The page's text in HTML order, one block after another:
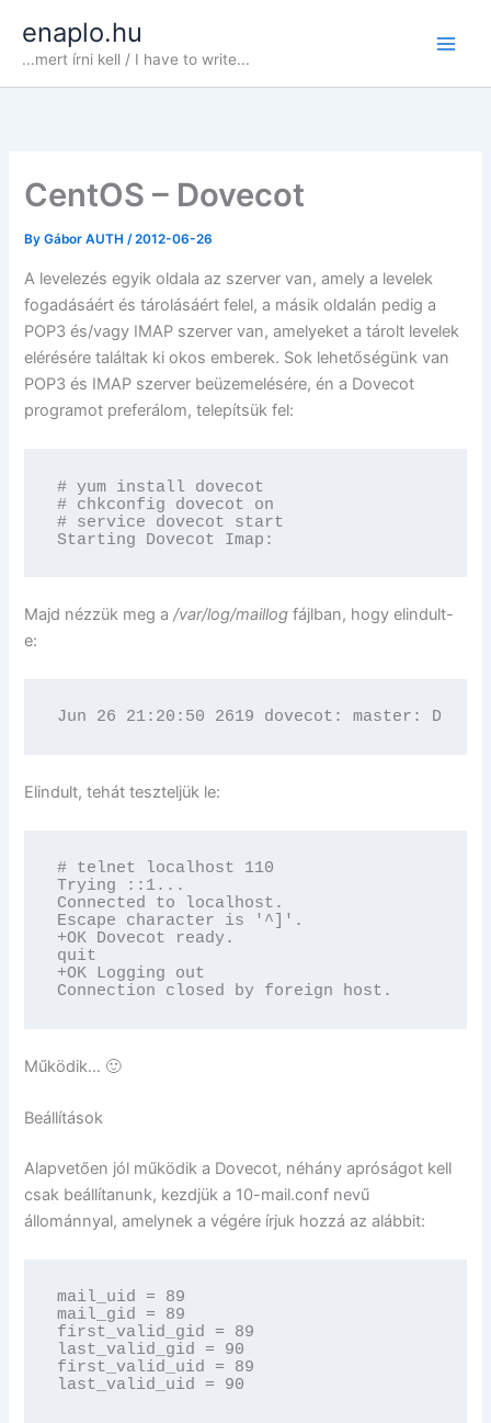
content
enaplo.hu
...mert írni kell / I have to write...
CentOS – Dovecot
ByGábor AUTH/2012-06-26
A levelezés egyik oldala az szerver van, amely a levelek
fogadásáért és tárolásáért felel, a másik oldalán pedig a
POP3 és/vagy IMAP szerver van, amelyeket a tárolt levelek
elérésére találtak ki okos emberek. Sok lehetőségünk van
POP3 és IMAP szerver beüzemelésére, én a Dovecot
programot preferálom, telepítsük fel:
# yum install dovecot
# chkconfig dovecot on
# service dovecot start
Starting Dovecot Imap:
Majd nézzük meg a/var/log/maillog fájlban, hogy elindult-
e:
Jun 26 21:20:50 2619 dovecot: master:
Elindult, tehát teszteljük le:
# telnet localhost 110
Trying ::1...
Connected to localhost.
Escape character is '^]'.
+OK Dovecot ready.
quit
+OK Logging out
Connection closed by foreign host.
Működik… 🙂
Beállítások
Alapvetően jól működik a Dovecot, néhány apróságot kell
csak beállítanunk, kezdjük a 10-mail.conf nevű
állománnyal, amelynek a végére írjuk hozzá az alábbit:
mail_uid = 89
mail_gid = 89
first_valid_gid = 89
last_valid_gid = 90
first_valid_uid = 89
last_valid_uid = 90